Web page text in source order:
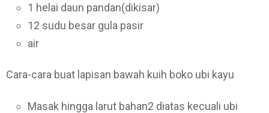
1 helai daun pandan(dikisar)
12 sudu besar gula pasir
air
Cara-cara buat lapisan bawah kuih boko ubi kayu
Masak hingga larut bahan2 diatas kecuali ubi